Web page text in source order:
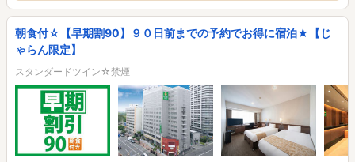
朝食付☆【早期割90】９０日前までの予約でお得に宿泊★【じ
ゃらん限定】
スタンダードツイン☆禁煙